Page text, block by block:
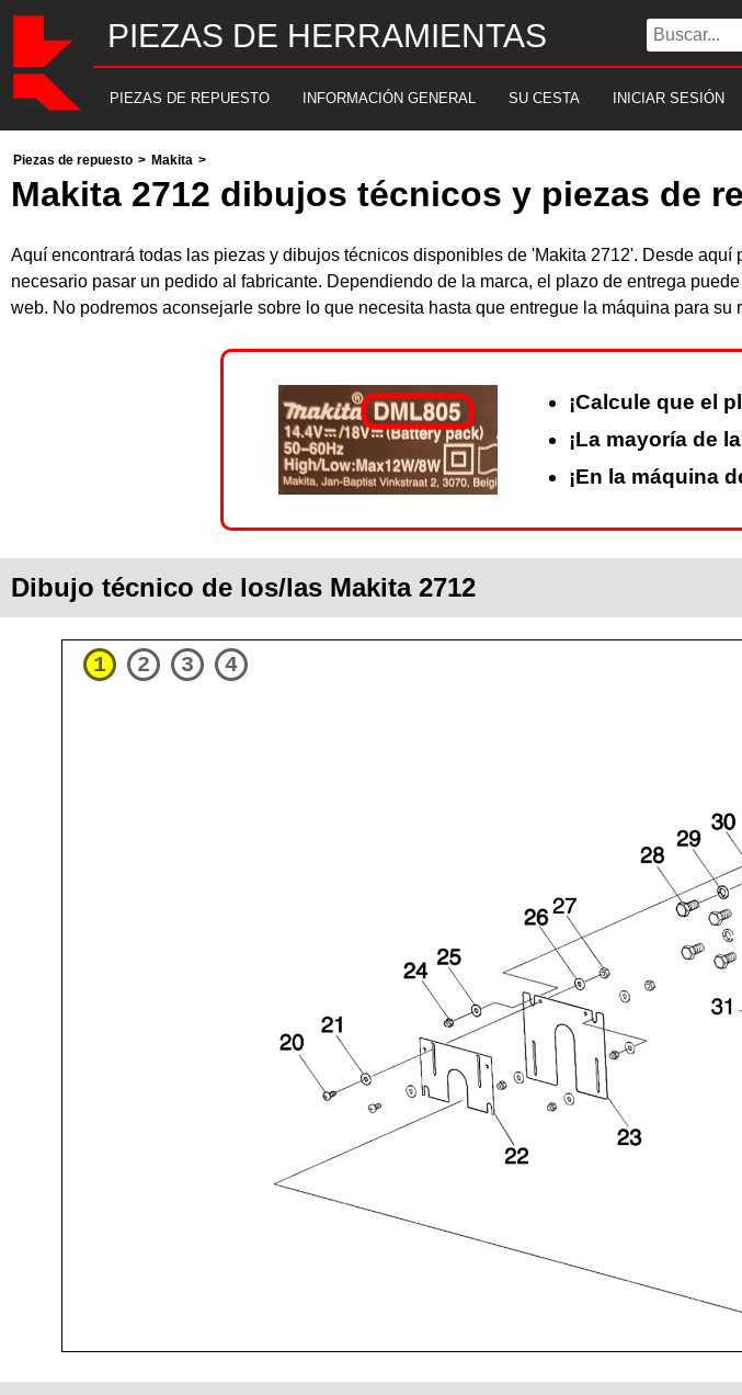
PIEZAS DE HERRAMIENTAS
PIEZAS DE REPUESTO INFORMACIÓN GENERAL SU CESTA INICIAR SESIÓN
Piezas de repuesto > Makita >
Makita 2712 dibujos técnicos y piezas de
Aquí encontrará todas las piezas y dibujos técnicos disponibles de 'Makita 2712'. Desde
necesario pasar un pedido al fabricante. Dependiendo de la marca, el plazo de entrega
web. No podremos aconsejarle sobre lo que necesita hasta que entregue la máquina para
¡Calcule que el
¡La mayoría de
¡En la máquina
Dibujo técnico de los/las Makita 2712
1 2 3 4